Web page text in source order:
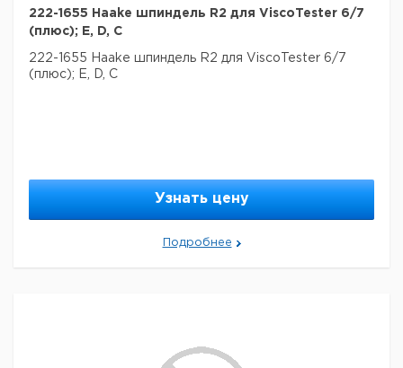
222-1655 Haake шпиндель R2 для ViscoTester 6/7
(плюс); E, D, C
222-1655 Haake шпиндель R2 для ViscoTester 6/7
(плюс); E, D, C
Узнать цену
Подробнее